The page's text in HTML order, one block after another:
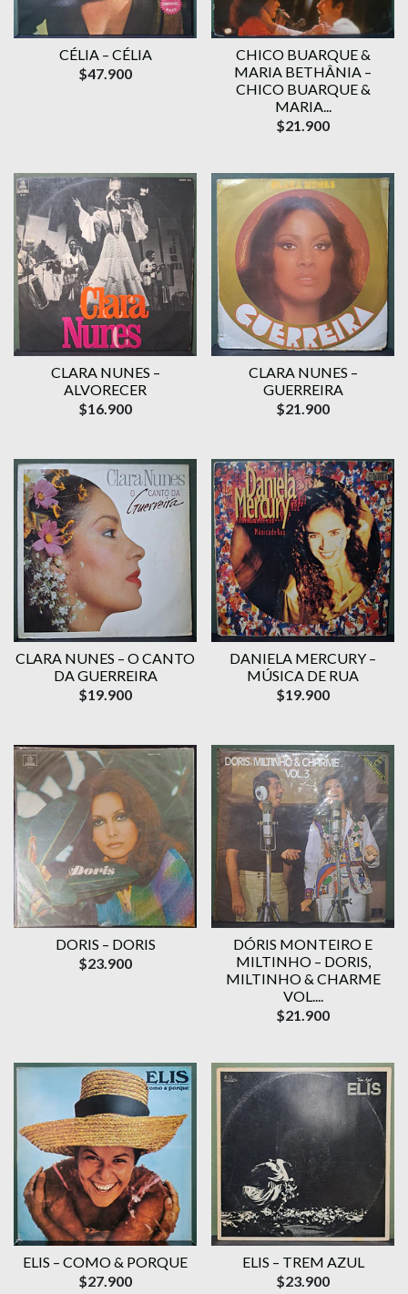
CÉLIA – CÉLIA
$47.900
CHICO BUARQUE &
MARIA BETHÂNIA –
CHICO BUARQUE &
MARIA...
$21.900
CLARA NUNES –
ALVORECER
$16.900
CLARA NUNES –
GUERREIRA
$21.900
CLARA NUNES – O CANTO
DA GUERREIRA
$19.900
DANIELA MERCURY –
MÚSICA DE RUA
$19.900
DORIS – DORIS
$23.900
DÓRIS MONTEIRO E
MILTINHO – DORIS,
MILTINHO & CHARME
VOL....
$21.900
ELIS – COMO & PORQUE
$27.900
ELIS – TREM AZUL
$23.900